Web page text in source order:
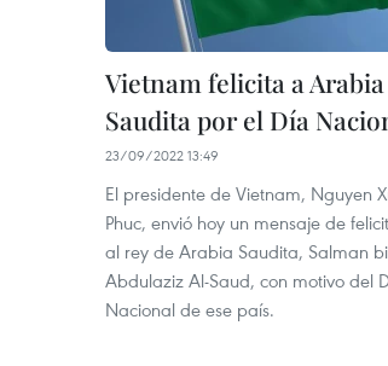
Vietnam felicita a Arabia
Saudita por el Día
23/09/2022 13:49
El presidente de Vietnam, Nguyen
Phuc, envió hoy un mensaje de
al rey de Arabia Saudita, Salman
Abdulaziz Al-Saud, con motivo del
Nacional de ese país.